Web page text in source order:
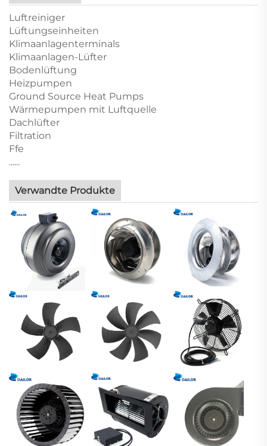
Luftreiniger
Lüftungseinheiten
Klimaanlagenterminals
Klimaanlagen-Lüfter
Bodenlüftung
Heizpumpen
Ground Source Heat Pumps
Wärmepumpen mit Luftquelle
Dachlüfter
Filtration
Ffe
......
Verwandte Produkte